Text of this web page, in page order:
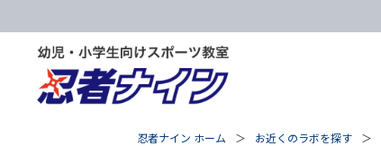
忍者ナイン ホーム お近くのラボを探す